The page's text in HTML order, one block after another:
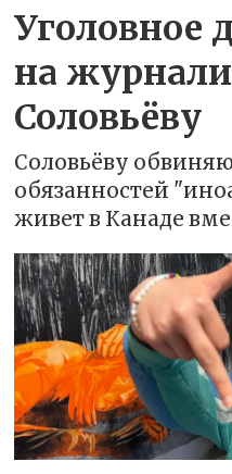
Уголовное
на
Соловьёву
Соловьёву
обязанностей
живет в Канаде